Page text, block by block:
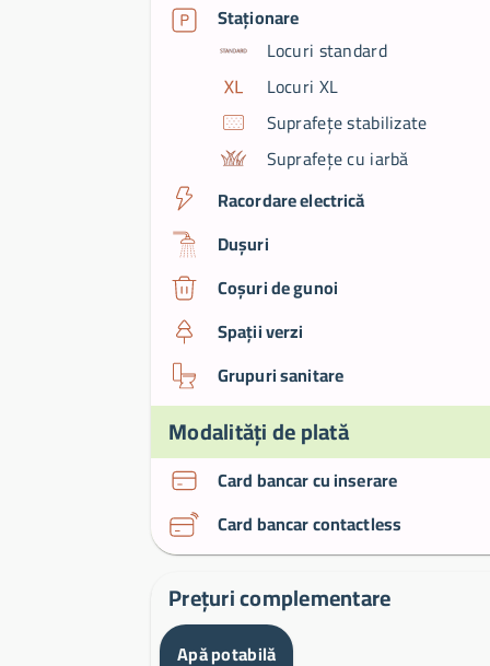
Staționare
Locuri standard
Locuri XL
Suprafețe stabilizate
Suprafețe cu iarbă
Racordare electrică
Dușuri
Coșuri de gunoi
Spații verzi
Grupuri sanitare
Modalități de plată
Card bancar cu inserare
Card bancar contactless
Prețuri complementare
Apă potabilă